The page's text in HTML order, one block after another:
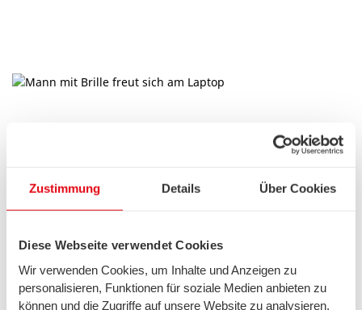
Zustimmung Details Über Cookies
Diese Webseite verwendet Cookies
Wir verwenden Cookies, um Inhalte und Anzeigen zu
personalisieren, Funktionen für soziale Medien anbieten zu
können und die Zugriffe auf unsere Website zu analysieren.
Informationen zum Download
Allgemeine Geschäftsbedingungen
Leistungsbeschreibung DSL &
Glasfaser
(0,44 MB)